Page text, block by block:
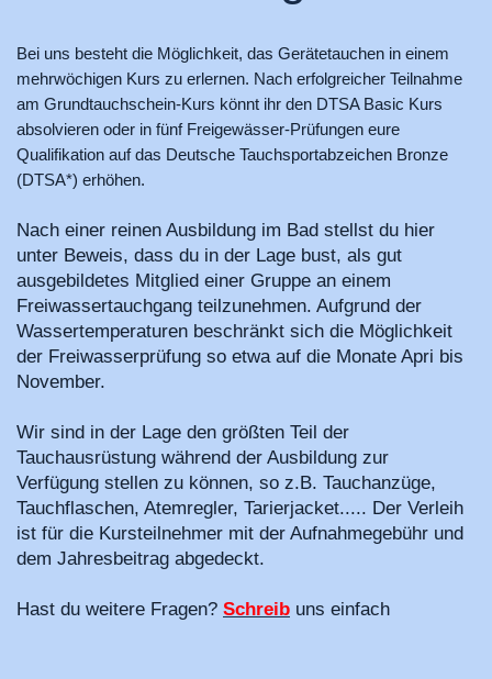
Bei uns besteht die Möglichkeit, das Gerätetauchen in einem
mehrwöchigen Kurs zu erlernen. Nach erfolgreicher Teilnahme
am Grundtauchschein-Kurs könnt ihr den DTSA Basic Kurs
absolvieren oder in fünf Freigewässer-Prüfungen eure
Qualifikation auf das Deutsche Tauchsportabzeichen Bronze
(DTSA*) erhöhen.
Nach einer reinen Ausbildung im Bad stellst du hier
unter Beweis, dass du in der Lage bust, als gut
ausgebildetes Mitglied einer Gruppe an einem
Freiwassertauchgang teilzunehmen. Aufgrund der
Wassertemperaturen beschränkt sich die Möglichkeit
der Freiwasserprüfung so etwa auf die Monate Apri bis
November.
Wir sind in der Lage den größten Teil der
Tauchausrüstung während der Ausbildung zur
Verfügung stellen zu können, so z.B. Tauchanzüge,
Tauchflaschen, Atemregler, Tarierjacket..... Der Verleih
ist für die Kursteilnehmer mit der Aufnahmegebühr und
dem Jahresbeitrag abgedeckt.
Hast du weitere Fragen? Schreib uns einfach